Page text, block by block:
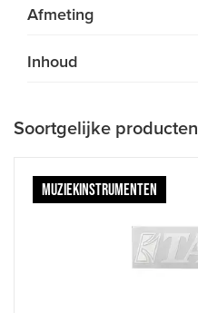
Afmeting
Inhoud
Soortgelijke producten
MUZIEKINSTRUMENTEN